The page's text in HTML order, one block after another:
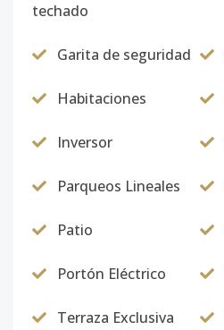
techado
Garita de seguridad
Habitaciones
Inversor
Parqueos Lineales
Patio
Portón Eléctrico
Terraza Exclusiva